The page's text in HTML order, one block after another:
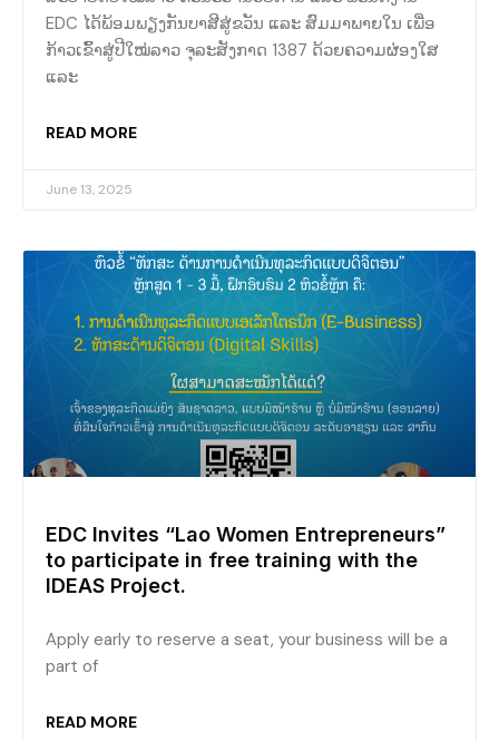
EDC ໄດ້ພ້ອມພຽງກັນບາສີສູ່ຂວັນ ແລະ ສົມມາພາຍໃນ ເພື່ອ
ກ້າວເຂົ້າສູ່ປີໃໝ່ລາວ ຈຸລະສັງກາດ 1387 ດ້ວຍຄວາມຜ່ອງໃສ
ແລະ
READ MORE
June 13, 2025
EDC Invites “Lao Women Entrepreneurs”
to participate in free training with the
IDEAS Project.
Apply early to reserve a seat, your business will be a
part of
READ MORE